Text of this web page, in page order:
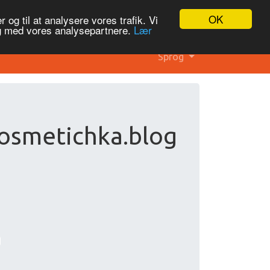
OK
og til at analysere vores trafik. Vi
vores analysepartnere. Lær
Sprog